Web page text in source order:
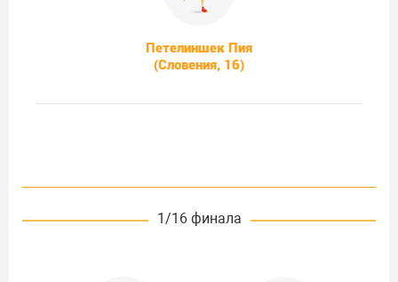
Петелиншек Пия
(Словения, 16)
1/16 финала